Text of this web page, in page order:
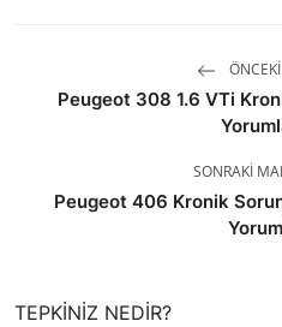
Peugeot 308 1.6 VTi
SONRAKI
Peugeot 406 Kronik
TEPKINIZ NEDIR?